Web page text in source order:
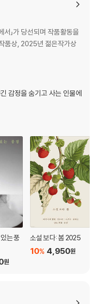
」가 당선되며 작품활동을
품상, 2025년 젊은작가상
감정을 숨기고 사는 인물에
는 풍
원
소설 보다: 봄 2025
4,950원
10%